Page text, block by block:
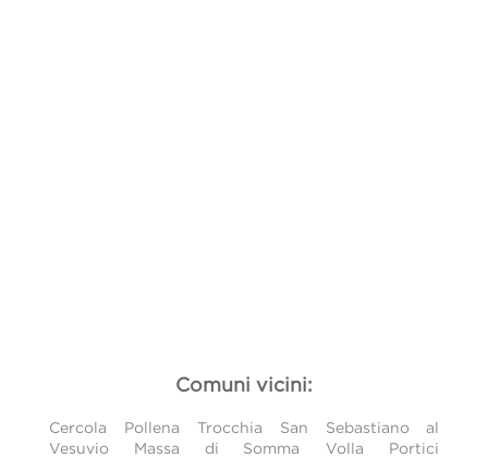
Comuni vicini:
Cercola Pollena Trocchia
San Sebastiano al
Vesuvio
Massa di Somma Volla
Portici